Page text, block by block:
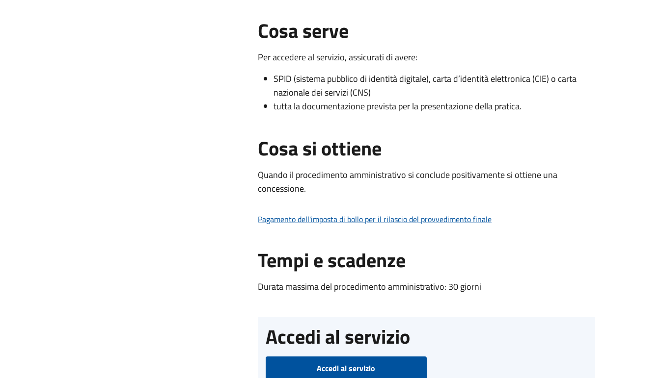
Cosa serve
Per accedere al servizio, assicurati di avere:
SPID (sistema pubblico di identità digitale), carta d’identità elettronica (CIE) o carta
nazionale dei servizi (CNS)
tutta la documentazione prevista per la presentazione della pratica.
Cosa si ottiene
Quando il procedimento amministrativo si conclude positivamente si ottiene una
concessione.
Pagamento dell'imposta di bollo per il rilascio del provvedimento finale
Tempi e scadenze
Durata massima del procedimento amministrativo: 30 giorni
Accedi al servizio
Accedi al servizio